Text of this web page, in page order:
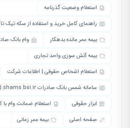
استعلام وضعیت گذرنامه
راهنمای کامل خرید و استفاده از سکه تیک
بیمه عمر مانده بدهکار
وام بانک
بیمه آتش سوزی واحد تجاری
استعلام اشخاص حقوقی | اطلاعات شرکت
سامانه شمس بانک صادرات shams.bsi.ir | راهنمای جامع خدمات
ابزار حقوقی
استعلام ضمانت وام با
صفحه اصلی
بیمه عمر زمانی